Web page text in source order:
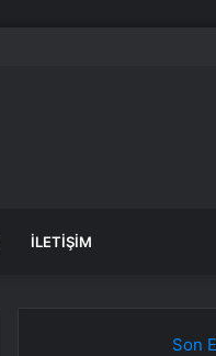
İLETIŞIM
Son